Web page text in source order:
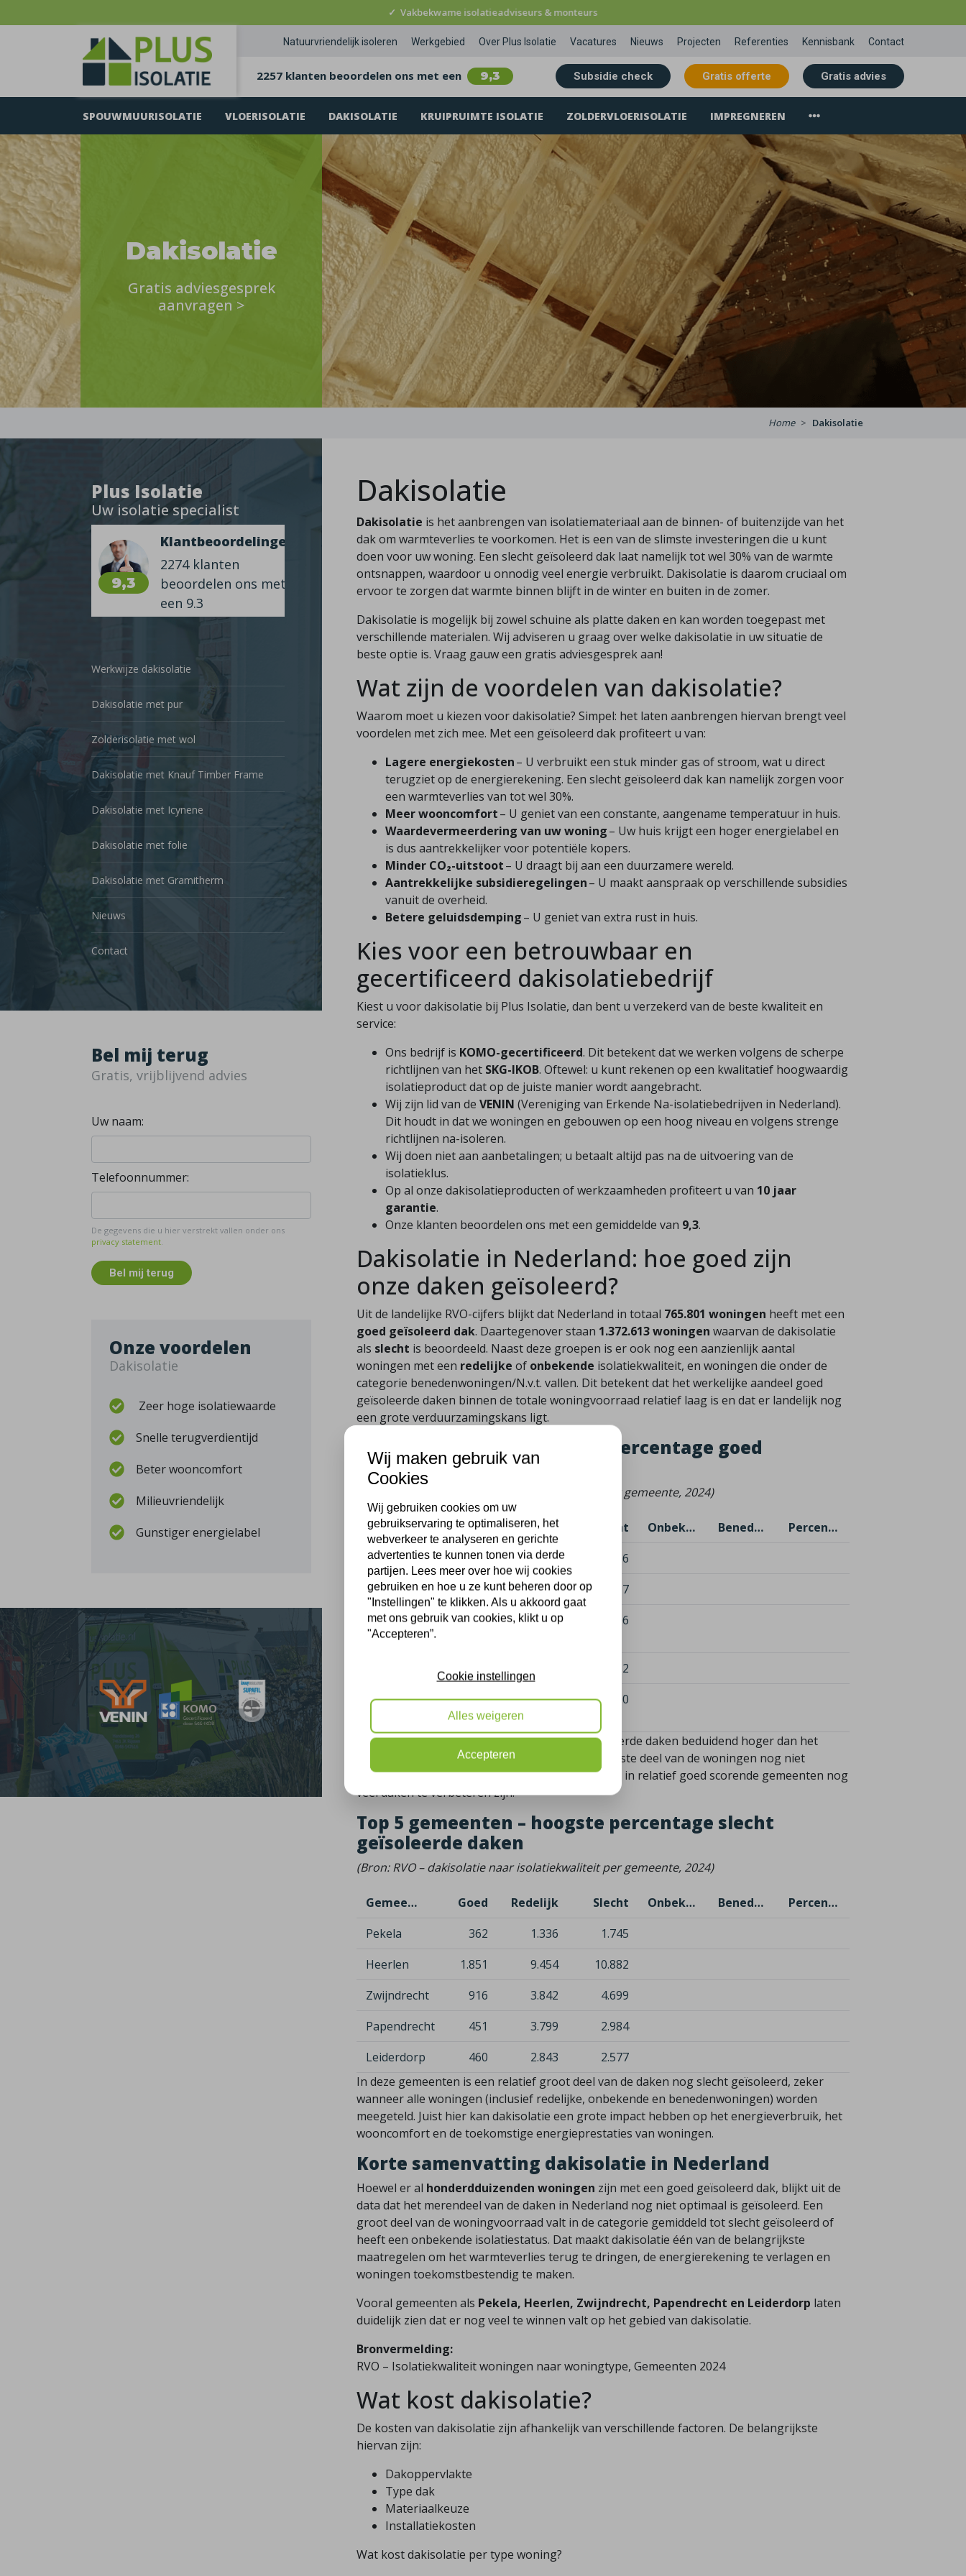
✓ Vakbekwame isolatieadviseurs & monteurs
Natuurvriendelijk isoleren Werkgebied Over Plus Isolatie Vacatures Nieuws Projecten Referenties Kennisbank Contact
2257 klanten beoordelen ons met een 9,3 Subsidie check Gratis offerte Gratis advies
SPOUWMUURISOLATIE VLOERISOLATIE DAKISOLATIE KRUIPRUIMTE ISOLATIE ZOLDERVLOERISOLATIE IMPREGNEREN
Dakisolatie
Gratis adviesgesprek
aanvragen >
Home Dakisolatie
Plus Isolatie
Uw isolatie specialist
9,3
Klantbeoordelingen
2274 klanten
beoordelen ons met
een 9.3
Werkwijze dakisolatie
Dakisolatie met pur
Zolderisolatie met wol
Dakisolatie met Knauf Timber Frame
Dakisolatie met Icynene
Dakisolatie met folie
Dakisolatie met Gramitherm
Nieuws
Contact
Bel mij terug
Gratis, vrijblijvend advies
Uw naam:
Telefoonnummer:
De gegevens die u hier verstrekt vallen onder ons
privacy statement.
Bel mij terug
Onze voordelen
Dakisolatie
Zeer hoge isolatiewaarde
Snelle terugverdientijd
Beter wooncomfort
Milieuvriendelijk
Gunstiger energielabel
Dakisolatie
Dakisolatie is het aanbrengen van isolatiemateriaal aan de binnen- of buitenzijde van het
dak om warmteverlies te voorkomen. Het is een van de slimste investeringen die u kunt
doen voor uw woning. Een slecht geïsoleerd dak laat namelijk tot wel 30% van de warmte
ontsnappen, waardoor u onnodig veel energie verbruikt. Dakisolatie is daarom cruciaal om
ervoor te zorgen dat warmte binnen blijft in de winter en buiten in de zomer.
Dakisolatie is mogelijk bij zowel schuine als platte daken en kan worden toegepast met
verschillende materialen. Wij adviseren u graag over welke dakisolatie in uw situatie de
beste optie is. Vraag gauw een gratis adviesgesprek aan!
Wat zijn de voordelen van dakisolatie?
Waarom moet u kiezen voor dakisolatie? Simpel: het laten aanbrengen hiervan brengt veel
voordelen met zich mee. Met een geïsoleerd dak profiteert u van:
Lagere energiekosten– U verbruikt een stuk minder gas of stroom, wat u direct
terugziet op de energierekening. Een slecht geïsoleerd dak kan namelijk zorgen voor
een warmteverlies van tot wel 30%.
Meer wooncomfort– U geniet van een constante, aangename temperatuur in huis.
Waardevermeerdering van uw woning– Uw huis krijgt een hoger energielabel en
is dus aantrekkelijker voor potentiële kopers.
Minder CO₂-uitstoot– U draagt bij aan een duurzamere wereld.
Aantrekkelijke subsidieregelingen– U maakt aanspraak op verschillende subsidies
vanuit de overheid.
Betere geluidsdemping– U geniet van extra rust in huis.
Kies voor een betrouwbaar en
gecertificeerd dakisolatiebedrijf
Kiest u voor dakisolatie bij Plus Isolatie, dan bent u verzekerd van de beste kwaliteit en
service:
Ons bedrijf is KOMO-gecertificeerd. Dit betekent dat we werken volgens de scherpe
richtlijnen van het SKG-IKOB. Oftewel: u kunt rekenen op een kwalitatief hoogwaardig
isolatieproduct dat op de juiste manier wordt aangebracht.
Wij zijn lid van de VENIN (Vereniging van Erkende Na-isolatiebedrijven in Nederland).
Dit houdt in dat we woningen en gebouwen op een hoog niveau en volgens strenge
richtlijnen na-isoleren.
Wij doen niet aan aanbetalingen; u betaalt altijd pas na de uitvoering van de
isolatieklus.
Op al onze dakisolatieproducten of werkzaamheden profiteert u van 10 jaar
garantie.
Onze klanten beoordelen ons met een gemiddelde van 9,3.
Dakisolatie in Nederland: hoe goed zijn
onze daken geïsoleerd?
Uit de landelijke RVO-cijfers blijkt dat Nederland in totaal 765.801 woningen heeft met een
goed geïsoleerd dak. Daartegenover staan 1.372.613 woningen waarvan de dakisolatie
als slecht is beoordeeld. Naast deze groepen is er ook nog een aanzienlijk aantal
woningen met een redelijke of onbekende isolatiekwaliteit, en woningen die onder de
categorie benedenwoningen/N.v.t. vallen. Dit betekent dat het werkelijke aandeel goed
geïsoleerde daken binnen de totale woningvoorraad relatief laag is en dat er landelijk nog
een grote verduurzamingskans ligt.
Top 5 gemeenten – hoogste percentage goed
geïsoleerde daken
(Bron: RVO – dakisolatie naar isolatiekwaliteit per gemeente, 2024)
Gemeente Goed Redelijk Slecht Onbekend Benedenwoningen
Percentage goed
Vlieland
129 196
86
Renswoude
438 772
337
Neder-
Betuwe
1.598 2.482 1.206
735
752
Pijnacker-
3.473 9.732 2.650
In deze gemeenten ligt het aandeel goed geïsoleerde daken beduidend hoger dan het
landelijke gemiddelde, maar ook hier is het grootste deel van de woningen nog niet
optimaal geïsoleerd. Het laat vooral zien dat zelfs in relatief goed scorende gemeenten nog
veel daken te verbeteren zijn.
Top 5 gemeenten – hoogste percentage slecht
geïsoleerde daken
(Bron: RVO – dakisolatie naar isolatiekwaliteit per gemeente, 2024)
Gemeente Goed Redelijk Slecht Onbekend Benedenwoningen
Percentage slecht
Pekela
362 1.336
1.745
Heerlen
1.851 9.454
10.882
Zwijndrecht
916 3.842
4.699
Papendrecht
451 3.799
2.984
Leiderdorp
460 2.843
2.577
In deze gemeenten is een relatief groot deel van de daken nog slecht geïsoleerd, zeker
wanneer alle woningen (inclusief redelijke, onbekende en benedenwoningen) worden
meegeteld. Juist hier kan dakisolatie een grote impact hebben op het energieverbruik, het
wooncomfort en de toekomstige energieprestaties van woningen.
Korte samenvatting dakisolatie in Nederland
Hoewel er al honderdduizenden woningen zijn met een goed geïsoleerd dak, blijkt uit de
data dat het merendeel van de daken in Nederland nog niet optimaal is geïsoleerd. Een
groot deel van de woningvoorraad valt in de categorie gemiddeld tot slecht geïsoleerd of
heeft een onbekende isolatiestatus. Dat maakt dakisolatie één van de belangrijkste
maatregelen om het warmteverlies terug te dringen, de energierekening te verlagen en
woningen toekomstbestendig te maken.
Vooral gemeenten als Pekela, Heerlen, Zwijndrecht, Papendrecht en Leiderdorp laten
duidelijk zien dat er nog veel te winnen valt op het gebied van dakisolatie.
Bronvermelding:
RVO – Isolatiekwaliteit woningen naar woningtype, Gemeenten 2024
Wat kost dakisolatie?
De kosten van dakisolatie zijn afhankelijk van verschillende factoren. De belangrijkste
hiervan zijn:
Dakoppervlakte
Type dak
Materiaalkeuze
Installatiekosten
Wat kost dakisolatie per type woning?
Wij maken gebruik van
Cookies
Wij gebruiken cookies om uw
gebruikservaring te optimaliseren, het
webverkeer te analyseren en gerichte
advertenties te kunnen tonen via derde
partijen. Lees meer over hoe wij cookies
gebruiken en hoe u ze kunt beheren door op
"Instellingen" te klikken. Als u akkoord gaat
met ons gebruik van cookies, klikt u op
"Accepteren”.
Cookie instellingen
Alles weigeren
Accepteren